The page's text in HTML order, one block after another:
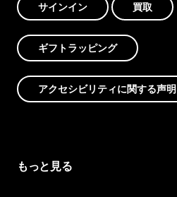
サインイン 買取
ギフトラッピング
アクセシビリティに関する声明
もっと見る